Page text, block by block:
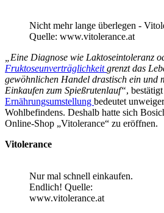
Nicht mehr lange überlegen -
Quelle: www.vitolerance.at
„Eine Diagnose wie Laktoseintoleranz
Fruktoseunverträglichkeitgrenzt das
gewöhnlichen Handel drastisch ein und
Einkaufen zum Spießrutenlauf“,
Ernährungsumstellung bedeutet
Wohlbefindens. Deshalb hatte sich
Online-Shop „Vitolerance“ zu eröffnen.
Vitolerance
Nur mal schnell einkaufen.
Endlich! Quelle:
www.vitolerance.at